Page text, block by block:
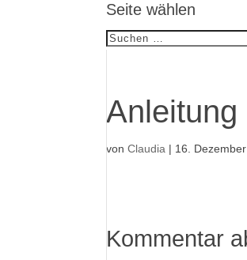
Seite wählen
vonClaudia | 16. Dezember
Kommentar